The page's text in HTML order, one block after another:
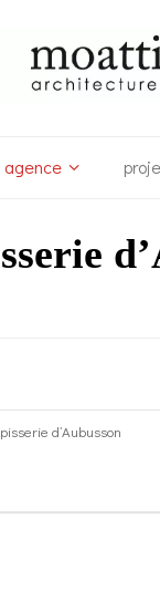
agence
d’Aubusson